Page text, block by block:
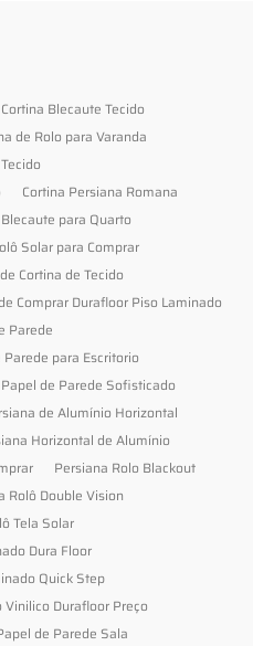
Cortina Blecaute Tecido
de Rolo para Varanda
Cortina Persiana Romana
para Quarto
Solar para Comprar
Cortina de Tecido
Comprar Durafloor Piso Laminado
Parede
Parede para Escritorio
Papel de Parede Sofisticado
de Alumínio Horizontal
Horizontal de Alumínio
Persiana Rolo Blackout
Rolô Double Vision
Tela Solar
Dura Floor
Quick Step
Vinilico Durafloor Preço
de Parede Sala